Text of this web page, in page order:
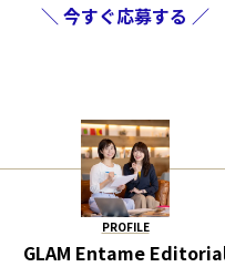
＼ 今すぐ応募する ／
PROFILE
GLAM Entame